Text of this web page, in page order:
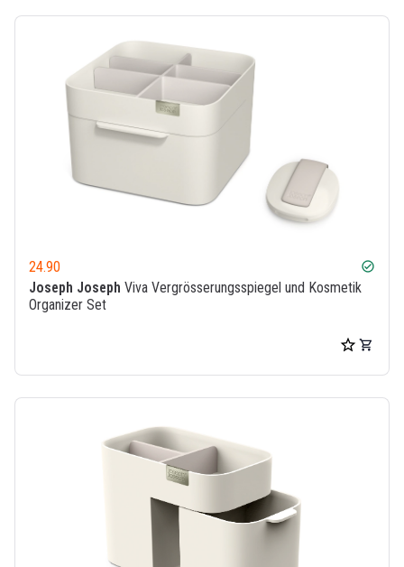
24.90 check_circle
Joseph Joseph Viva Vergrösserungsspiegel und Kosmetik
Organizer Set